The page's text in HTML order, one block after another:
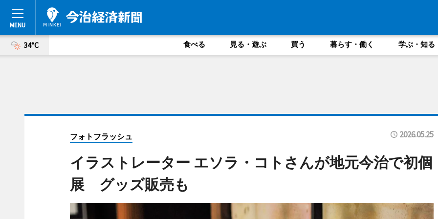
34°C 食べる 見る・遊ぶ 買う 暮らす・働く 学ぶ・知る
フォトフラッシュ 2026.05.25
イラストレーター エソラ・コトさんが地元今治で初個
展 グッズ販売も